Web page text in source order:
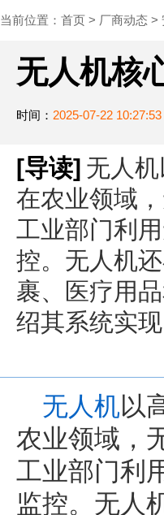
当前位置： 首页 > 厂商动态 >
无人机核
时间： 2025-07-22 10:27:53
[导读] 无人
在农业领域
工业部门利
控。无人机
裹、医疗用
绍其系统实现
无人机以
农业领域，
工业部门利
监控。无人